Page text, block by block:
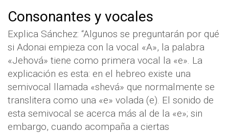
Consonantes y vocales
Explica Sánchez: “Algunos se preguntarán por qué
si Adonai empieza con la vocal «A», la palabra
«Jehová» tiene como primera vocal la «e». La
explicación es esta: en el hebreo existe una
semivocal llamada «shevá» que normalmente se
translitera como una «e» volada (e). El sonido de
esta semivocal se acerca más al de la «e»; sin
embargo, cuando acompaña a ciertas